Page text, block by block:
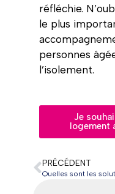
réfléchie.
le plus
personnes
l’isolement.
Je
logement
PRÉCÉDENT